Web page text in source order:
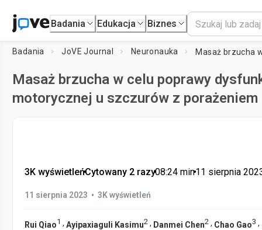
Badania Edukacja Biznes
Badania JoVE Journal Neuronauka
Masaż brzucha w celu poprawy
motorycznej u szczurów z porażeniem
3K wyświetleń•Cytowany 2 razy•08:24 min•11 sierpnia
11 sierpnia 2023 • 3K wyświetleń
Rui Qiao1 , Ayipaxiaguli Kasimu2 , Danmei Chen2 , Chao Gao3 ,